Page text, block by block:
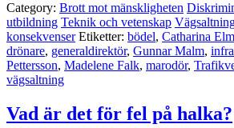
Category: Brott mot mänskligheten
utbildning Teknik och vetenskap
konsekvenser Etiketter: bödel, Catharina
drönare, generaldirektör, Gunnar Malm,
Pettersson, Madelene Falk, marodör,
vägsaltning
Vad är det för fel på halka?